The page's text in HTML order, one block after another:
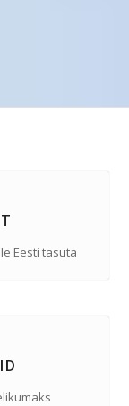
Eesti tasuta